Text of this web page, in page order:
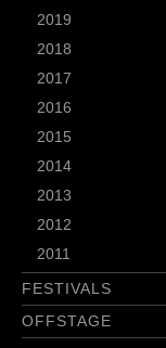
2019
2018
2017
2016
2015
2014
2013
2012
2011
FESTIVALS
OFFSTAGE